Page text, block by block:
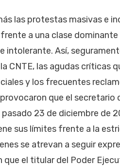
las protestas masivas e
a una clase
intolerante. Así,
CNTE, las agudas críticas
y los frecuentes
que el secretario
23 de diciembre de
sus límites frente a la
se atrevan a seguir
que el titular del Poder